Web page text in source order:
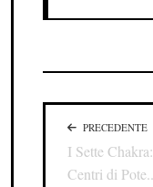
PRECEDENTE
I Sette Chakra:
Centri di Pote...